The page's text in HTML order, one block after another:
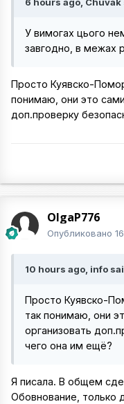
У вимогах цього
завгодно, в межах
Просто Куявско-
понимаю, они это
доп.проверку
OlgaP776
Опубликовано
10 hours ago, info
Просто Куявско-
так понимаю, они
организовать
чего она им ещё?
Я писала. В общем
Обовнование, только